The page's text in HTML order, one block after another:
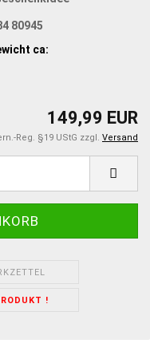
80945
ca:
149,99 EUR
Reg. §19 UStG zzgl. Versand
!